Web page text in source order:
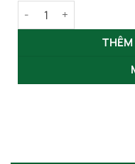
Đèn Ốp Nổi Module Đơn